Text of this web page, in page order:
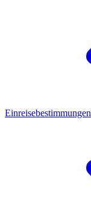
Einreisebestimmungen